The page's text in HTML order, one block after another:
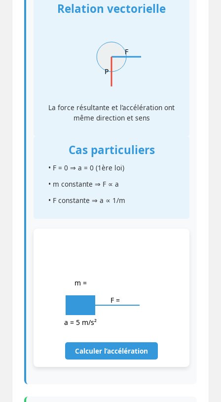
Relation vectorielle
F
P
La force résultante et l’accélération ont
même direction et sens
Cas particuliers
• F = 0 ⇒ a = 0 (1ère loi)
• m constante ⇒ F ∝ a
• F constante ⇒ a ∝ 1/m
F =
m =
a = 5 m/s²
Calculer l’accélération